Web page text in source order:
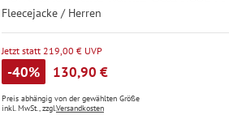
Fleecejacke / Herren
Jetzt statt 219,00 € UVP
-40% 130,90 €
Preis abhängig von der gewählten Größe
inkl. MwSt., zzgl.Versandkosten